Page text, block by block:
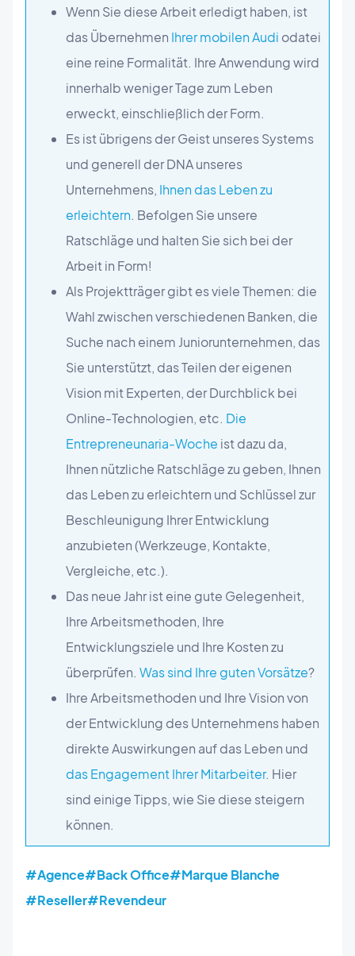
Wenn Sie diese Arbeit erledigt haben, ist
das Übernehmen Ihrer mobilen Audi odatei
eine reine Formalität. Ihre Anwendung wird
innerhalb weniger Tage zum Leben
erweckt, einschließlich der Form.
Es ist übrigens der Geist unseres Systems
und generell der DNA unseres
Unternehmens, Ihnen das Leben zu
erleichtern. Befolgen Sie unsere
Ratschläge und halten Sie sich bei der
Arbeit in Form!
Als Projektträger gibt es viele Themen: die
Wahl zwischen verschiedenen Banken, die
Suche nach einem Juniorunternehmen, das
Sie unterstützt, das Teilen der eigenen
Vision mit Experten, der Durchblick bei
Online-Technologien, etc. Die
Entrepreneunaria-Woche ist dazu da,
Ihnen nützliche Ratschläge zu geben, Ihnen
das Leben zu erleichtern und Schlüssel zur
Beschleunigung Ihrer Entwicklung
anzubieten (Werkzeuge, Kontakte,
Vergleiche, etc.).
Das neue Jahr ist eine gute Gelegenheit,
Ihre Arbeitsmethoden, Ihre
Entwicklungsziele und Ihre Kosten zu
überprüfen. Was sind Ihre guten Vorsätze?
Ihre Arbeitsmethoden und Ihre Vision von
der Entwicklung des Unternehmens haben
direkte Auswirkungen auf das Leben und
das Engagement Ihrer Mitarbeiter. Hier
sind einige Tipps, wie Sie diese steigern
können.
#Agence#Back Office#Marque Blanche
#Reseller#Revendeur